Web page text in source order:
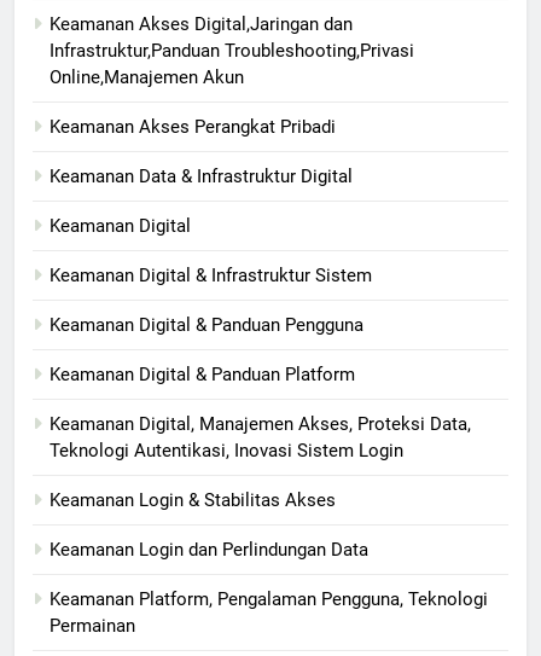
Keamanan Akses Digital,Jaringan dan
Infrastruktur,Panduan Troubleshooting,Privasi
Online,Manajemen Akun
Keamanan Akses Perangkat Pribadi
Keamanan Data & Infrastruktur Digital
Keamanan Digital
Keamanan Digital & Infrastruktur Sistem
Keamanan Digital & Panduan Pengguna
Keamanan Digital & Panduan Platform
Keamanan Digital, Manajemen Akses, Proteksi Data,
Teknologi Autentikasi, Inovasi Sistem Login
Keamanan Login & Stabilitas Akses
Keamanan Login dan Perlindungan Data
Keamanan Platform, Pengalaman Pengguna, Teknologi
Permainan